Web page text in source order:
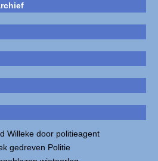
Willeke door politieagent
gedreven Politie